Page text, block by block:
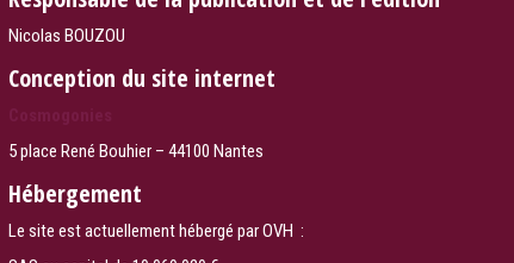
Nicolas BOUZOU
Conception du site internet
5 place René Bouhier – 44100 Nantes
Hébergement
Le site est actuellement hébergé par OVH :